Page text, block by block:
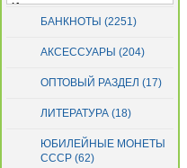
Италия(38)
(20)
Латвия(39)
Люксембург(48)
Мальта
Нидерланды(40)
Португалия (87)
БАНКНОТЫ (2251)
АКСЕССУАРЫ (204)
ОПТОВЫЙ РАЗДЕЛ (17)
ЛИТЕРАТУРА (18)
ЮБИЛЕЙНЫЕ МОНЕТЫ
СССР (62)